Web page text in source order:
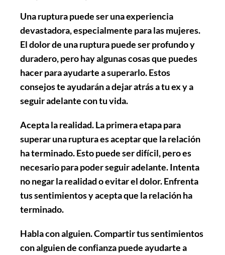
Una ruptura puede ser una experiencia
devastadora, especialmente para las mujeres.
El dolor de una ruptura puede ser profundo y
duradero, pero hay algunas cosas que puedes
hacer para ayudarte a superarlo. Estos
consejos te ayudarán a dejar atrás a tu ex y a
seguir adelante con tu vida.
Acepta la realidad. La primera etapa para
superar una ruptura es aceptar que la relación
ha terminado. Esto puede ser difícil, pero es
necesario para poder seguir adelante. Intenta
no negar la realidad o evitar el dolor. Enfrenta
tus sentimientos y acepta que la relación ha
terminado.
Habla con alguien. Compartir tus sentimientos
con alguien de confianza puede ayudarte a